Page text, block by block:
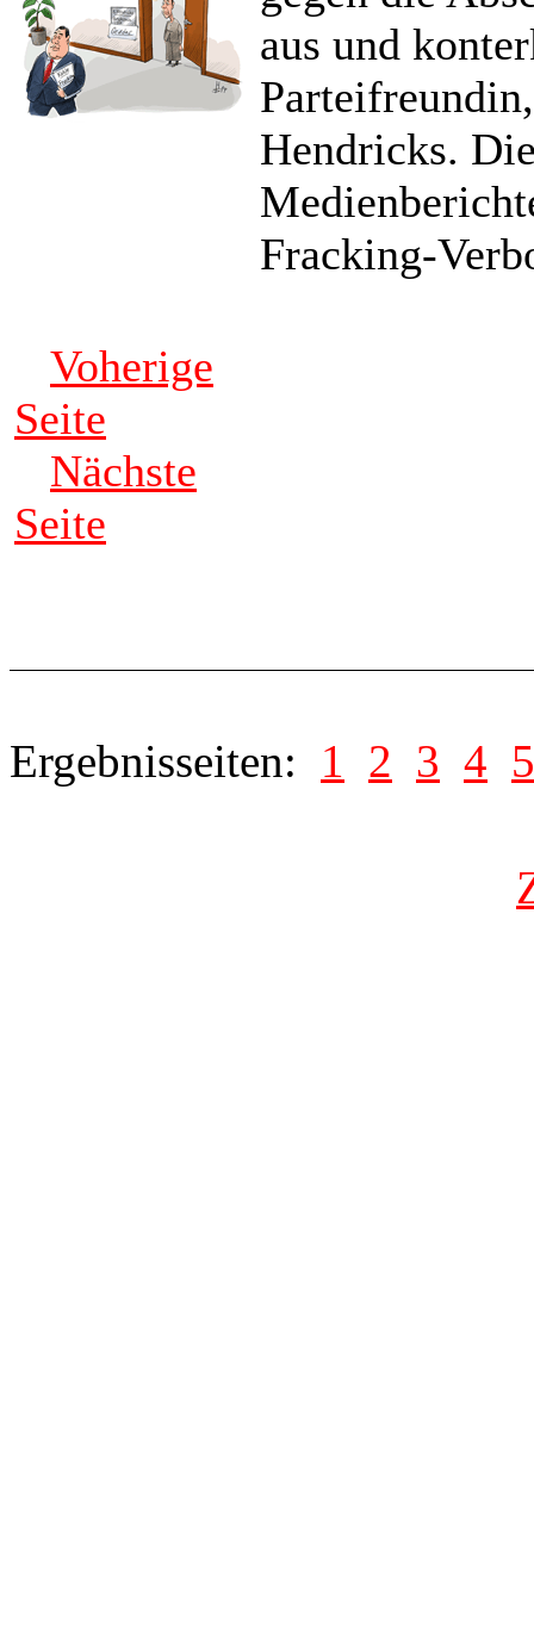
aus und
Hendricks.
Fracking-
Voherige
Seite
Nächste
Seite
Ergebnisseiten: 1 2 3 4 5